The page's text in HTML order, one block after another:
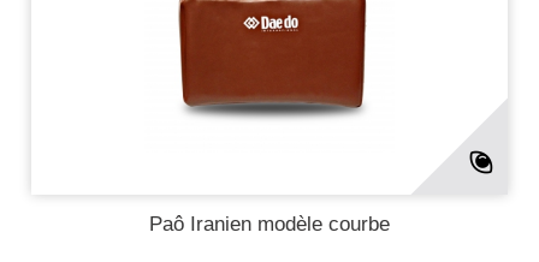
Paô Iranien modèle courbe